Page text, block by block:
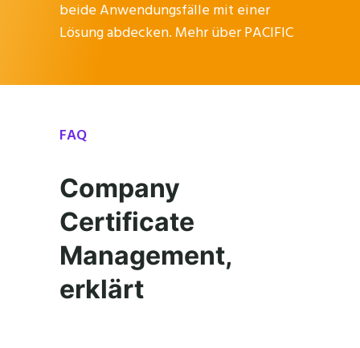
beide Anwendungsfälle mit einer
Lösung abdecken.Mehr über PACIFIC
FAQ
Company
Certificate
Management,
erklärt